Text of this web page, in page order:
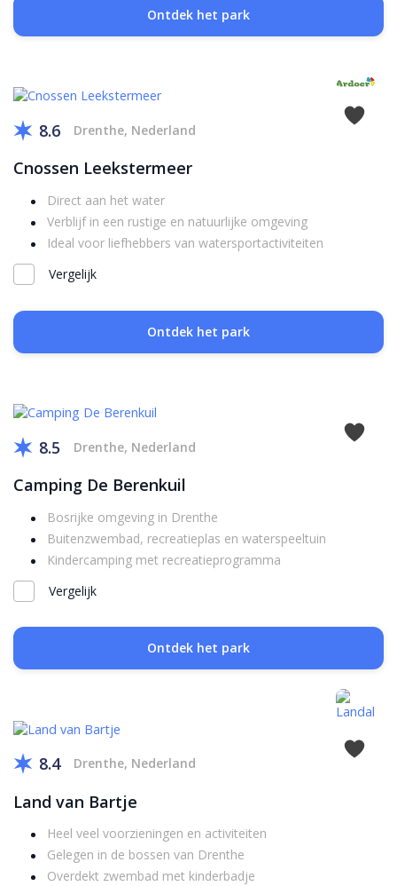
Ontdek het park
8.6 Drenthe, Nederland
Cnossen Leekstermeer
Direct aan het water
Verblijf in een rustige en natuurlijke omgeving
Ideal voor liefhebbers van watersportactiviteiten
Vergelijk
Ontdek het park
8.5 Drenthe, Nederland
Camping De Berenkuil
Bosrijke omgeving in Drenthe
Buitenzwembad, recreatieplas en waterspeeltuin
Kindercamping met recreatieprogramma
Vergelijk
Ontdek het park
8.4 Drenthe, Nederland
Land van Bartje
Heel veel voorzieningen en activiteiten
Gelegen in de bossen van Drenthe
Overdekt zwembad met kinderbadje